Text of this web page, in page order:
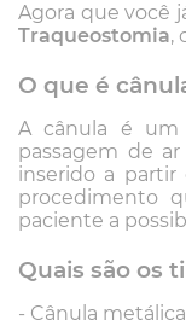
Agora que você
Traqueostomia,
O que é
A cânula é um
passagem de
inserido a partir
procedimento
paciente a
Quais são os
- Cânula metálica